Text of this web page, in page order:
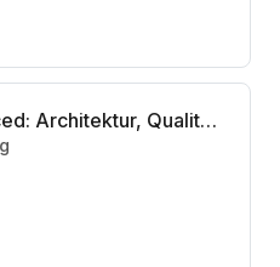
Angular Advanced: Architektur, Qualität & Mono-Repositories